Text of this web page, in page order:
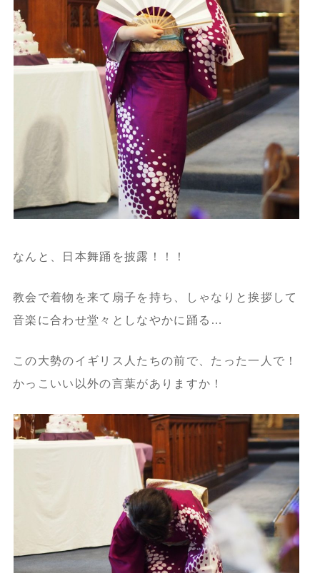
なんと、日本舞踊を披露！！！
教会で着物を来て扇子を持ち、しゃなりと挨拶して
音楽に合わせ堂々としなやかに踊る…
この大勢のイギリス人たちの前で、たった一人で！
かっこいい以外の言葉がありますか！